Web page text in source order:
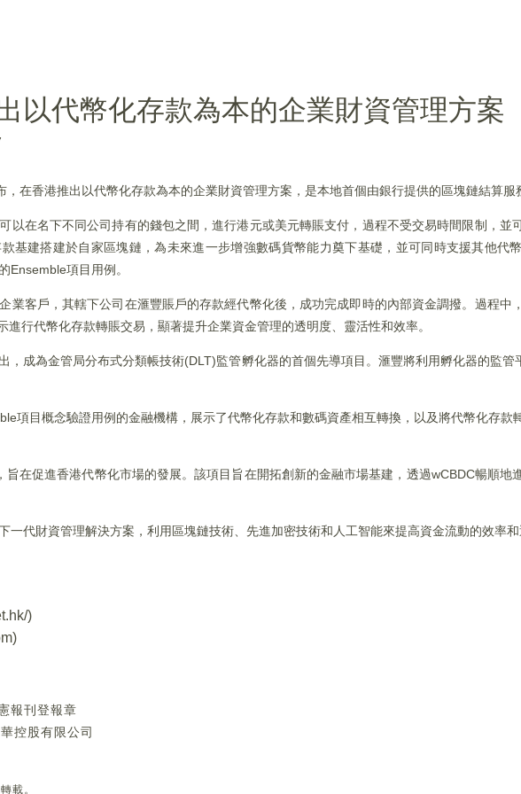
以代幣化存款為本的企業財資管理方案
，在香港推出以代幣化存款為本的企業財資管理方案，是本地首個由銀行提供的區塊鏈結算服
以在名下不同公司持有的錢包之間，進行港元或美元轉賬支付，過程不受交易時間限制，並
基建搭建於自家區塊鏈，為未來進一步增強數碼貨幣能力奠下基礎，並可同時支援其他代
Ensemble項目用例。
業客戶，其轄下公司在滙豐賬戶的存款經代幣化後，成功完成即時的內部資金調撥。過程中
進行代幣化存款轉賬交易，顯著提升企業資金管理的透明度、靈活性和效率。
，成為金管局分布式分類帳技術(DLT)監管孵化器的首個先導項目。滙豐將利用孵化器的監管
項目概念驗證用例的金融機構，展示了代幣化存款和數碼資產相互轉換，以及將代幣化存款
旨在促進香港代幣化市場的發展。該項目旨在開拓創新的金融市場基建，透過wCBDC暢順地
一代財資管理解決方案，利用區塊鏈技術、先進加密技術和人工智能來提高資金流動的效率和
)
)
報刊登報章
控股有限公司
載。